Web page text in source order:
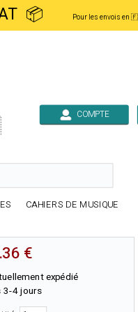
📦 Pour les envois en
COMPTE
CAHIERS DE MUSIQUE
€
expédié
3-4 jours